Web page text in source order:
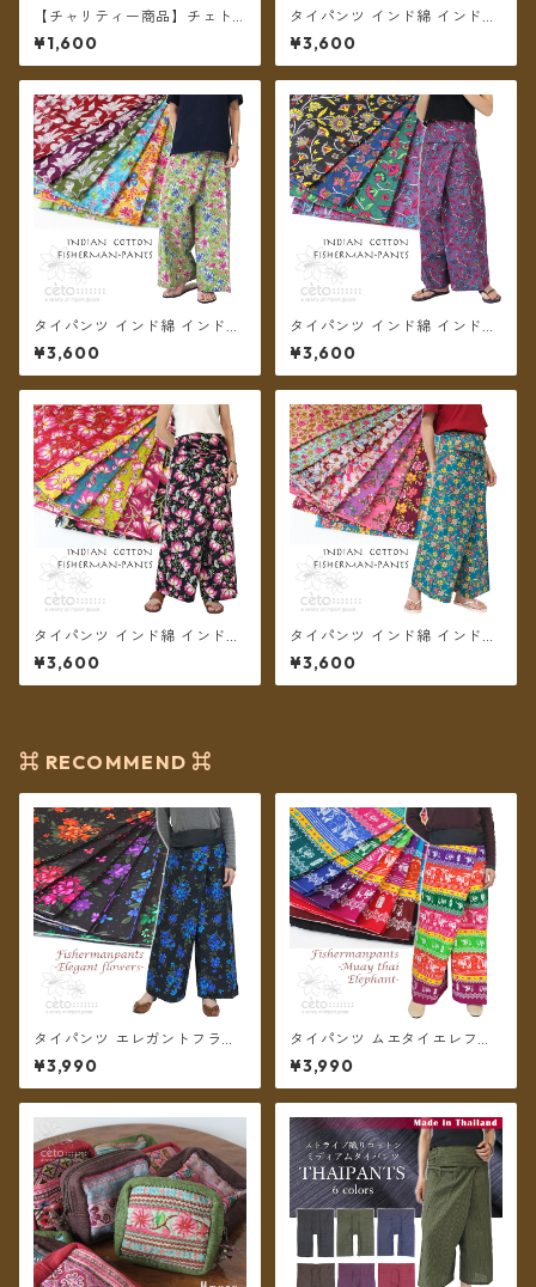
【チャリティー商品】チェトc
han support チャリティータ
イパンツ レーヨンロング丈
¥1,600
タイパンツ インド綿 インド更
紗 no.13 ネイビー&モノトーン
フラワープリント 3タイプ全4
カラー ロング丈【メール便送
¥3,600
タイパンツ インド綿 インド更
紗 no.12 フラワープリント 2
タイプ全6カラー ロング丈【メ
ール便送料無料】
¥3,600
タイパンツ インド綿 インド更
紗 no.11 アジアンボタニカルプ
リント 4カラー ロング丈【メ
ール便送料無料】
¥3,600
タイパンツ インド綿 インド更
紗 no.10 ロータスプリント 6
カラー ロング丈【メール便送
料無料】
¥3,600
タイパンツ インド綿 インド更
紗 no.9 花柄プリントいろいろ
4タイプ全8カラー ロング丈
【メール便送料無料】
¥3,600
⌘ RECOMMEND ⌘
タイパンツ エレガントフラワ
ー 6カラー リゾパン ロング丈
【メール便送料無料】
¥3,990
タイパンツ ムエタイエレファ
ント カラフルボーダー 7カラ
ー リゾパン ロング丈【メール
便送料無料】
¥3,990